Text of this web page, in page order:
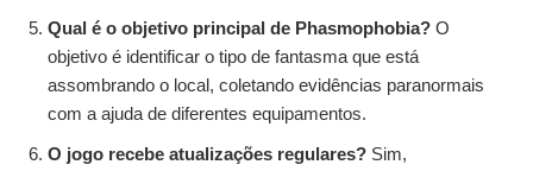
Qual é o objetivo principal de Phasmophobia? O
objetivo é identificar o tipo de fantasma que está
assombrando o local, coletando evidências paranormais
com a ajuda de diferentes equipamentos.
O jogo recebe atualizações regulares? Sim,